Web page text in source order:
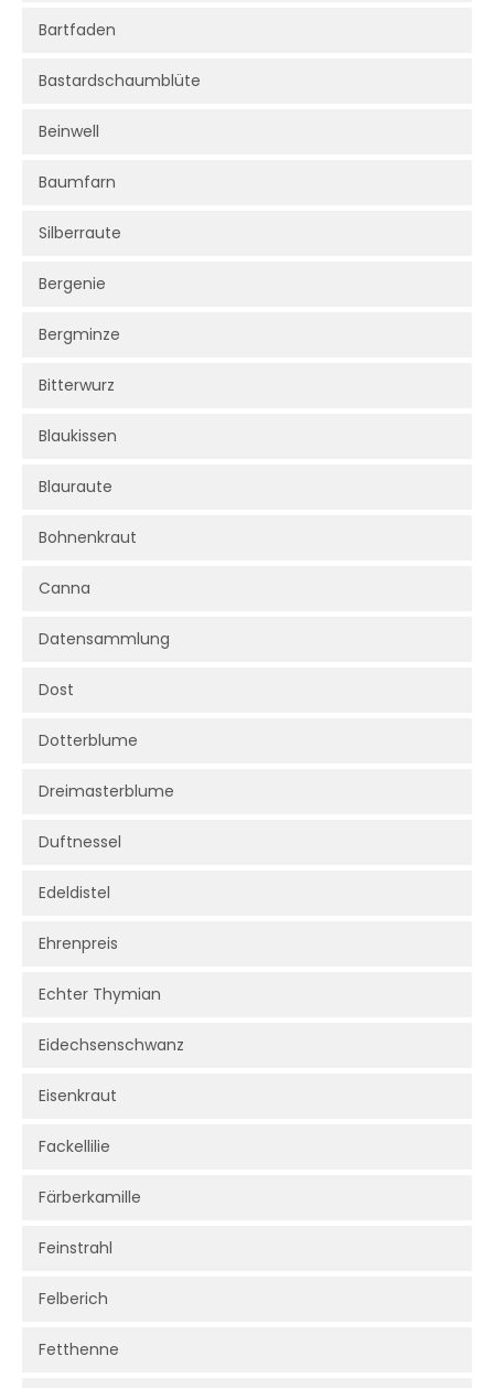
Bartfaden
Bastardschaumblüte
Beinwell
Baumfarn
Silberraute
Bergenie
Bergminze
Bitterwurz
Blaukissen
Blauraute
Bohnenkraut
Canna
Datensammlung
Dost
Dotterblume
Dreimasterblume
Duftnessel
Edeldistel
Ehrenpreis
Echter Thymian
Eidechsenschwanz
Eisenkraut
Fackellilie
Färberkamille
Feinstrahl
Felberich
Fetthenne